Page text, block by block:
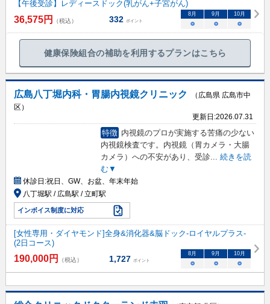
【午後受診】レディースドック(乳がん+子宮がん)
36,575円 （税込） 332 ポイント
8月 9月 10月
○ ○ ○
健康保険組合の補助を利用するプランはこちら
広島八丁堀内科・胃腸内視鏡クリニック
（広島県 広島市中
区）
更新日:2026.07.31
特徴 内視鏡のプロが実施する苦痛の少ない
内視鏡検査です。内視鏡（胃カメラ・大腸
カメラ）への不安があり、受診...
続きを読
む▼
休診日:祝日、GW、お盆、年末年始
八丁堀駅 / 広島駅 / 立町駅
インボイス制度に対応
[女性専用・ダイヤモンド]全身&消化器&脳ドック-ロイヤルプラス-
(2日コース)
190,000円 （税込） 1,727 ポイント
8 月 9 月 10月
○ ○ ○